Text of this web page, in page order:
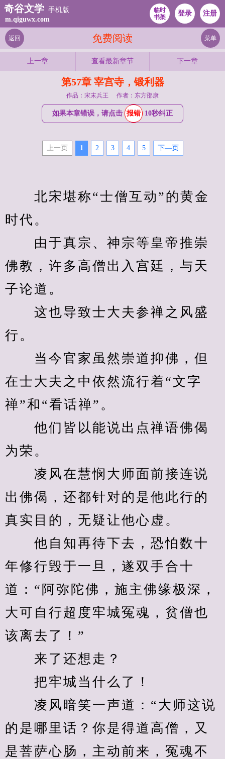
奇谷文学 手机版
m.qiguwx.com
临时
书架
登录 注册
免费阅读
返回 菜单
上一章 查看最新章节 下一章
第57章 宰宫寺，锻利器
作品：宋末兵王 作者：东方邵康
如果本章错误，请点击 报错 10秒纠正
上一页 1 2 3 4 5 下—页
北宋堪称“士僧互动”的黄金
时代。
由于真宗、神宗等皇帝推崇
佛教，许多高僧出入宫廷，与天
子论道。
这也导致士大夫参禅之风盛
行。
当今官家虽然崇道抑佛，但
在士大夫之中依然流行着“文字
禅”和“看话禅”。
他们皆以能说出点禅语佛偈
为荣。
凌风在慧悯大师面前接连说
出佛偈，还都针对的是他此行的
真实目的，无疑让他心虚。
他自知再待下去，恐怕数十
年修行毁于一旦，遂双手合十
道：“阿弥陀佛，施主佛缘极深，
大可自行超度牢城冤魂，贫僧也
该离去了！”
来了还想走？
把牢城当什么了！
凌风暗笑一声道：“大师这说
的是哪里话？你是得道高僧，又
是菩萨心肠，主动前来，冤魂不